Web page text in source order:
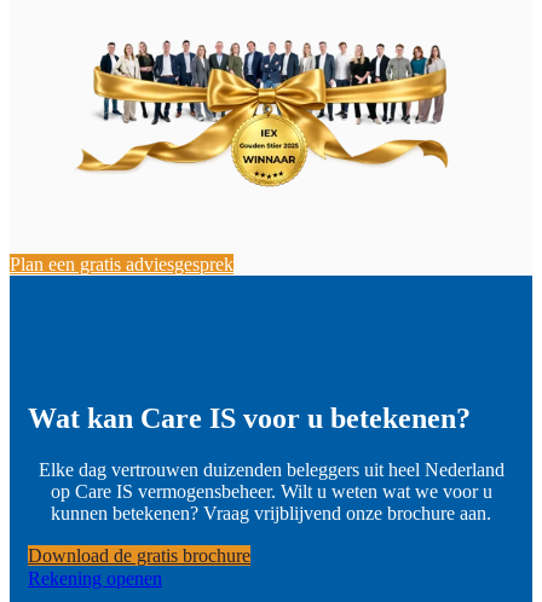
Plan een gratis adviesgesprek
Wat kan Care IS voor u betekenen?
Elke dag vertrouwen duizenden beleggers uit heel Nederland
op Care IS vermogensbeheer. Wilt u weten wat we voor u
kunnen betekenen? Vraag vrijblijvend onze brochure aan.
Download de gratis brochure
Rekening openen